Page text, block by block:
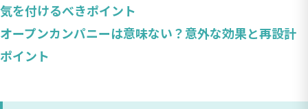
気を付けるべきポイント
オープンカンパニーは意味ない？意外な効果と再設計
ポイント